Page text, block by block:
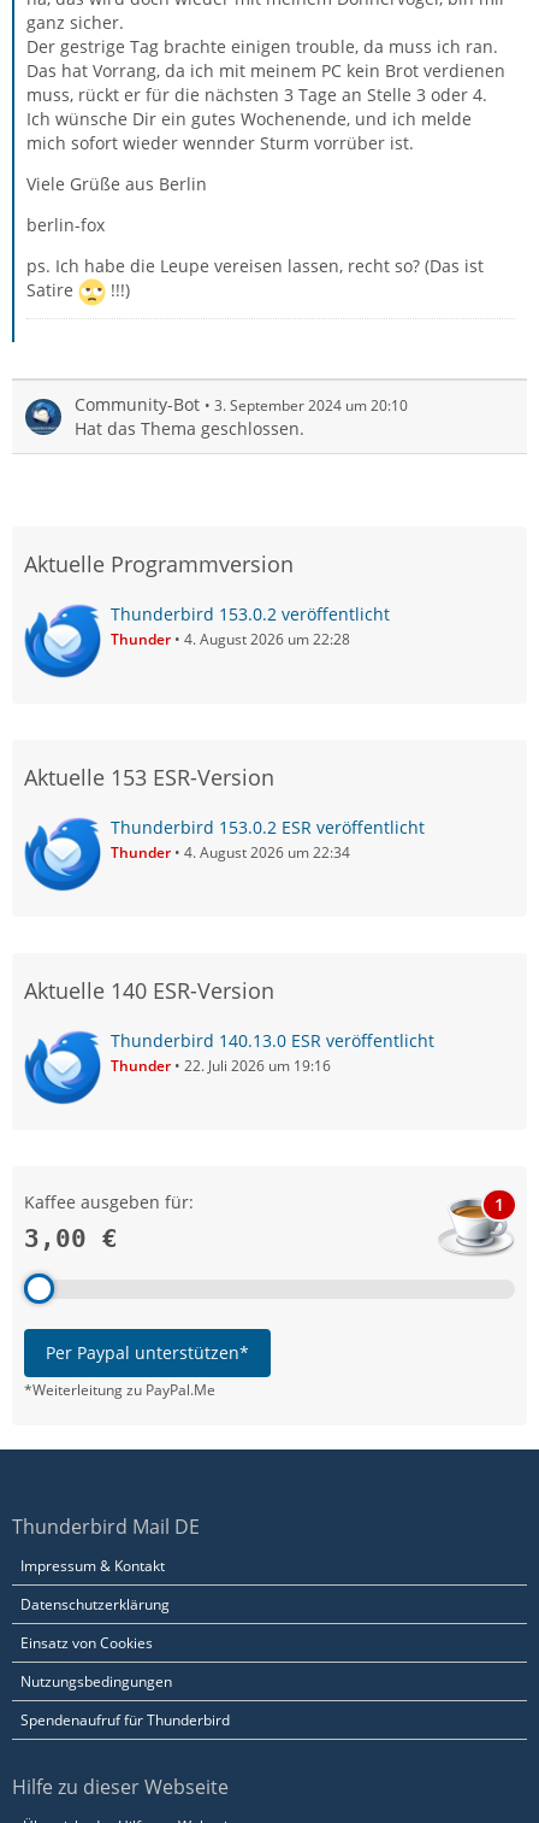
ganz sicher.
Der gestrige Tag brachte einigen trouble, da muss ich ran.
Das hat Vorrang, da ich mit meinem PC kein Brot verdienen
muss, rückt er für die nächsten 3 Tage an Stelle 3 oder 4.
Ich wünsche Dir ein gutes Wochenende, und ich melde
mich sofort wieder wennder Sturm vorrüber ist.
Viele Grüße aus Berlin
berlin-fox
ps. Ich habe die Leupe vereisen lassen, recht so? (Das ist
Satire
!!!)
Community-Bot 3. September 2024 um 20:10
Hat das Thema geschlossen.
Aktuelle Programmversion
Thunderbird 153.0.2 veröffentlicht
Thunder 4. August 2026 um 22:28
Aktuelle 153 ESR-Version
Thunderbird 153.0.2 ESR veröffentlicht
Thunder 4. August 2026 um 22:34
Aktuelle 140 ESR-Version
Thunderbird 140.13.0 ESR veröffentlicht
Thunder 22. Juli 2026 um 19:16
Kaffee ausgeben für:
3,00 €
1
Per Paypal unterstützen*
*Weiterleitung zu PayPal.Me
Thunderbird Mail DE
Impressum & Kontakt
Datenschutzerklärung
Einsatz von Cookies
Nutzungsbedingungen
Spendenaufruf für Thunderbird
Hilfe zu dieser Webseite